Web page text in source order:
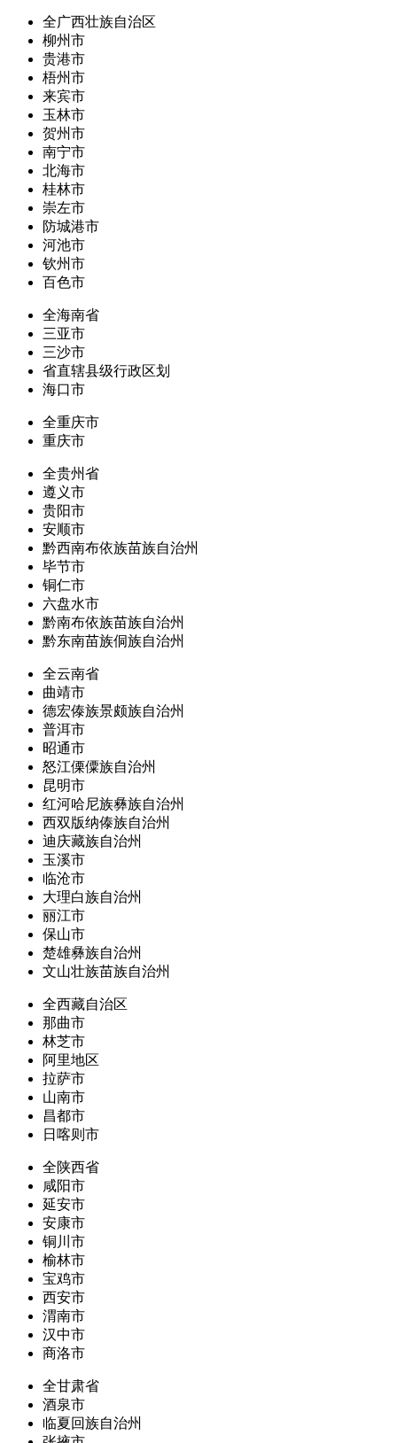
全广西壮族自治区
柳州市
贵港市
梧州市
来宾市
玉林市
贺州市
南宁市
北海市
桂林市
崇左市
防城港市
河池市
钦州市
百色市
全海南省
三亚市
三沙市
省直辖县级行政区划
海口市
全重庆市
重庆市
全贵州省
遵义市
贵阳市
安顺市
黔西南布依族苗族自治州
毕节市
铜仁市
六盘水市
黔南布依族苗族自治州
黔东南苗族侗族自治州
全云南省
曲靖市
德宏傣族景颇族自治州
普洱市
昭通市
怒江傈僳族自治州
昆明市
红河哈尼族彝族自治州
西双版纳傣族自治州
迪庆藏族自治州
玉溪市
临沧市
大理白族自治州
丽江市
保山市
楚雄彝族自治州
文山壮族苗族自治州
全西藏自治区
那曲市
林芝市
阿里地区
拉萨市
山南市
昌都市
日喀则市
全陕西省
咸阳市
延安市
安康市
铜川市
榆林市
宝鸡市
西安市
渭南市
汉中市
商洛市
全甘肃省
酒泉市
临夏回族自治州